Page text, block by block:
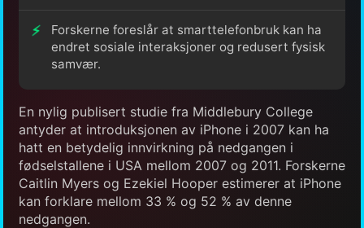
Forskerne foreslår at smarttelefonbruk kan ha
endret sosiale interaksjoner og redusert fysisk
samvær.
En nylig publisert studie fra Middlebury College
antyder at introduksjonen av iPhone i 2007 kan ha
hatt en betydelig innvirkning på nedgangen i
fødselstallene i USA mellom 2007 og 2011. Forskerne
Caitlin Myers og Ezekiel Hooper estimerer at iPhone
kan forklare mellom 33 % og 52 % av denne
nedgangen.